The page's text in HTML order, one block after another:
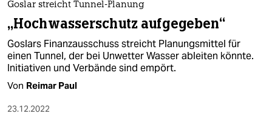
Goslar streicht Tunnel-Planung
„Hochwasserschutz aufgegeben“
Goslars Finanzausschuss streicht Planungsmittel für
einen Tunnel, der bei Unwetter Wasser ableiten könnte.
Initiativen und Verbände sind empört.
Von Reimar Paul
23.12.2022